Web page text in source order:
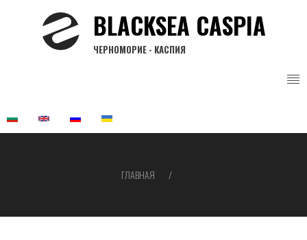
BLACKSEA CASPIA
ЧЕРНОМОРИЕ - КАСПИЯ
навигации
ГЛАВНАЯ